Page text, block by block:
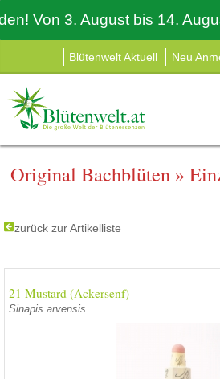
Von 3. August bis 14. August
Blütenwelt Aktuell Neu
Original Bachblüten »
zurück zur Artikelliste
21 Mustard (Ackersenf)
Sinapis arvensis